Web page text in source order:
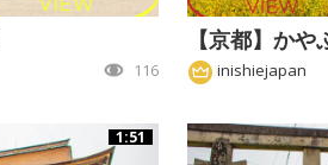
116
【京都】か
inishiejapan
1:51